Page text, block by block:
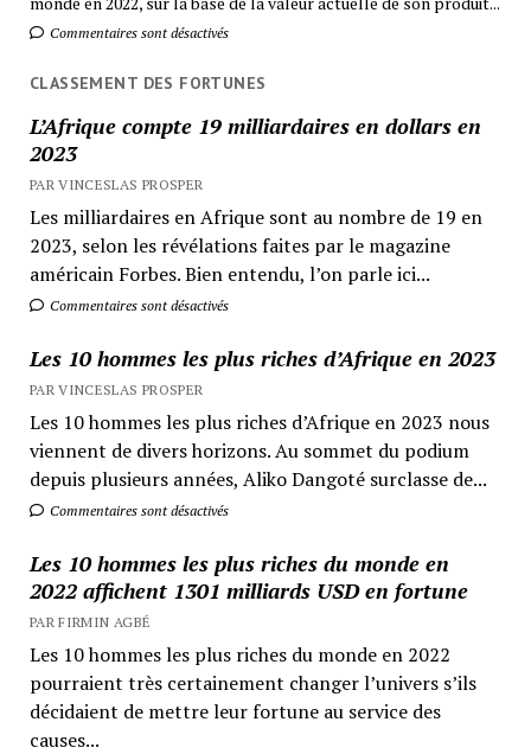
Commentaires sont désactivés
CLASSEMENT DES FORTUNES
L’Afrique compte 19 milliardaires en dollars en
2023
PAR VINCESLAS PROSPER
Les milliardaires en Afrique sont au nombre de 19 en
2023, selon les révélations faites par le magazine
américain Forbes. Bien entendu, l’on parle ici...
Commentaires sont désactivés
Les 10 hommes les plus riches d’Afrique en 2023
PAR VINCESLAS PROSPER
Les 10 hommes les plus riches d’Afrique en 2023 nous
viennent de divers horizons. Au sommet du podium
depuis plusieurs années, Aliko Dangoté surclasse de...
Commentaires sont désactivés
Les 10 hommes les plus riches du monde en
2022 affichent 1301 milliards USD en fortune
PAR FIRMIN AGBÉ
Les 10 hommes les plus riches du monde en 2022
pourraient très certainement changer l’univers s’ils
décidaient de mettre leur fortune au service des
causes...